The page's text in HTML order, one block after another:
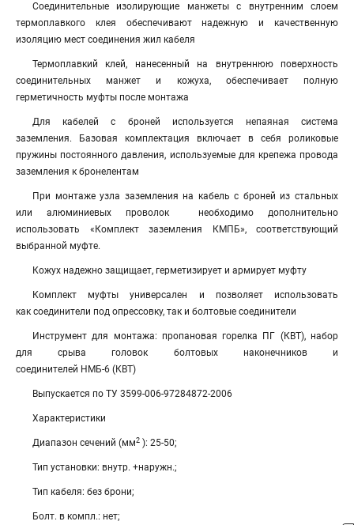
Соединительные изолирующие манжеты с внутренним слоем
термоплавкого клея обеспечивают надежную и качественную
изоляцию мест соединения жил кабеля
Термоплавкий клей, нанесенный на внутреннюю поверхность
соединительных манжет и кожуха, обеспечивает полную
герметичность муфты после монтажа
Для кабелей с броней используется непаяная система
заземления. Базовая комплектация включает в себя роликовые
пружины постоянного давления, используемые для крепежа провода
заземления к бронелентам
При монтаже узла заземления на кабель с броней из стальных
или алюминиевых проволок необходимо дополнительно
использовать «Комплект заземления КМПБ», соответствующий
выбранной муфте.
Кожух надежно защищает, герметизирует и армирует муфту
Комплект муфты универсален и позволяет использовать
как соединители под опрессовку, так и болтовые соединители
Инструмент для монтажа: пропановая горелка ПГ (КВТ), набор
для срыва головок болтовых наконечников и
соединителей НМБ-6 (КВТ)
Выпускается по ТУ 3599-006-97284872-2006
Характеристики
Диапазон сечений (мм2 ): 25-50;
Тип установки: внутр. +наружн.;
Тип кабеля: без брони;
Болт. в компл.: нет;